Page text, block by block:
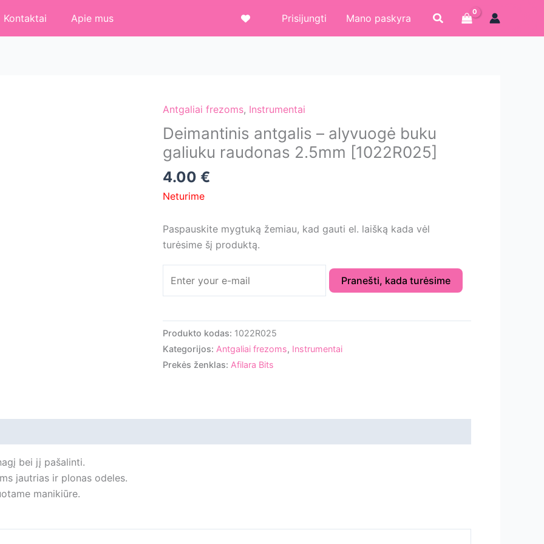
Kontaktai Apie mus Prisijungti Mano paskyra Paieška
Antgaliai frezoms, Instrumentai
Deimantinis antgalis – alyvuogė buku
galiuku raudonas 2.5mm [1022R025]
4.00€
Neturime
Paspauskite mygtuką žemiau, kad gauti el. laišką kada vėl
turėsime šį produktą.
Pranešti, kada turėsime
Produkto kodas: 1022R025
Kategorijos: Antgaliai frezoms, Instrumentai
Prekės ženklas: Afilara Bits
bei jį pašalinti.
jautrias ir plonas odeles.
manikiūre.